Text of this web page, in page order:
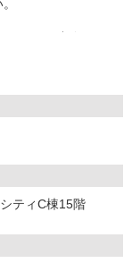
スムーズです。
ティC棟15階